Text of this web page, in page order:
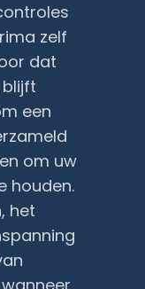
zelf
dat
een
om uw
houden.
het